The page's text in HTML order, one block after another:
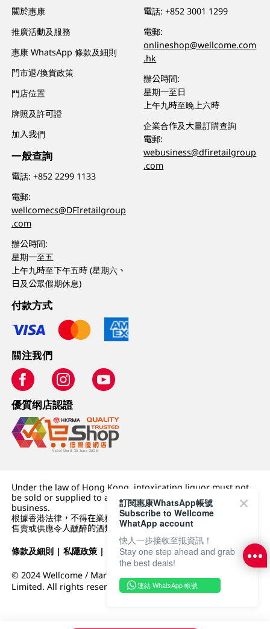
關於惠康
推廣活動及服務
惠康 WhatsApp 條款及細則
門市退/換貨政策
門店位置
牌照及許可證
加入我們
一般查詢
電話:+852 2299 1133
電郵:
wellcomecs@DFIretailgroup
.com
辦公時間:
星期一至五
上午九時至下午五時 (星期六、
日及公眾假期休息)
電話:+852 3001 1299
電郵:
onlineshop@wellcome.com
.hk
辦公時間:
星期一至日
上午九時至晚上六時
企業合作及大量訂購查詢
電郵:
webusiness@dfiretailgroup
.com
付款方式
關注我們
優質纲店認證
Under the law of Hong Kong, intoxicating liquor must not
be sold or supplied to a minor (under 18) in the course of
business.
根據香港法律，不得在業務過程中，向未成年人 (18 歲以下人士)
售賣或供應令人醺醉的酒類。
條款及細則 |私隱政策 | DFI零售集團
© 2024 Wellcome / Market Place. The Dairy Farm Company
Limited. All rights reserved.
訂閱惠康WhatsApp帳號
Subscribe to Wellcome
WhatApp account
快人一步接收至抵資訊！
Stay one step ahead and grab
the best deals!
連結 WhatsApp 帳號